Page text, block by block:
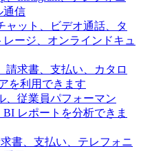
通信
ャット、ビデオ通話、タ
ージ、オンラインドキュ
請求書、支払い、カタロ
を利用できます
、従業員パフォーマン
レポートを分析できま
書、支払い、テレフォニ